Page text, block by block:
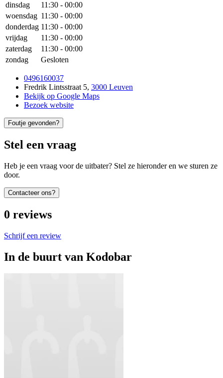
dinsdag
11:30 - 00:00
woensdag 11:30 - 00:00
donderdag 11:30 - 00:00
vrijdag
11:30 - 00:00
zaterdag
11:30 - 00:00
zondag
Gesloten
0496160037
Fredrik Lintsstraat 5, 3000 Leuven
Bekijk op Google Maps
Bezoek website
Foutje gevonden?
Stel een vraag
Heb je een vraag voor de uitbater? Stel ze hieronder en we sturen ze
door.
Contacteer ons?
0 reviews
Schrijf een review
In de buurt van Kodobar